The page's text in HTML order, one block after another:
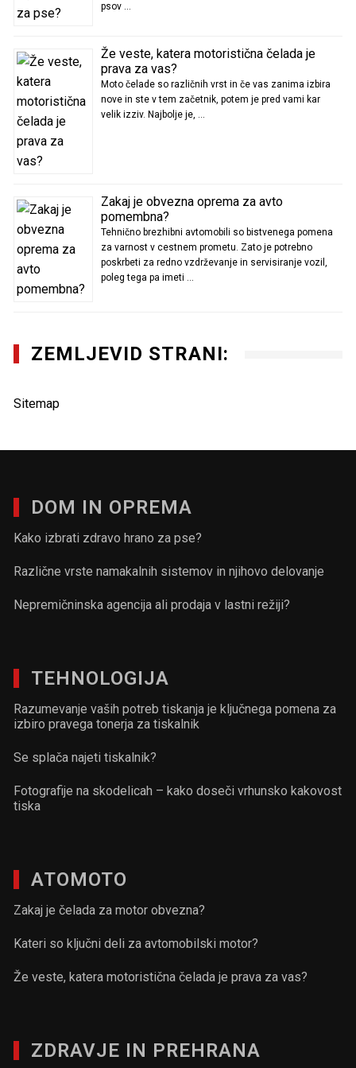
psov …
Že veste, katera motoristična čelada je
prava za vas?
Moto čelade so različnih vrst in če vas zanima izbira
nove in ste v tem začetnik, potem je pred vami kar
velik izziv. Najbolje je, …
Zakaj je obvezna oprema za avto
pomembna?
Tehnično brezhibni avtomobili so bistvenega pomena
za varnost v cestnem prometu. Zato je potrebno
poskrbeti za redno vzdrževanje in servisiranje vozil,
poleg tega pa imeti …
ZEMLJEVID STRANI:
Sitemap
DOM IN OPREMA
Kako izbrati zdravo hrano za pse?
Različne vrste namakalnih sistemov in njihovo delovanje
Nepremičninska agencija ali prodaja v lastni režiji?
TEHNOLOGIJA
Razumevanje vaših potreb tiskanja je ključnega pomena za
izbiro pravega tonerja za tiskalnik
Se splača najeti tiskalnik?
Fotografije na skodelicah – kako doseči vrhunsko kakovost
tiska
ATOMOTO
Zakaj je čelada za motor obvezna?
Kateri so ključni deli za avtomobilski motor?
Že veste, katera motoristična čelada je prava za vas?
ZDRAVJE IN PREHRANA